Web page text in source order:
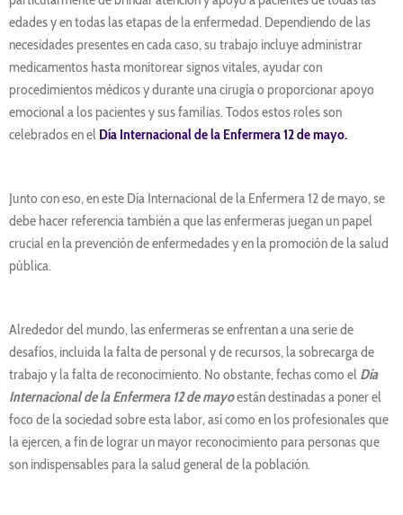
edades y en todas las etapas de la enfermedad. Dependiendo de las
necesidades presentes en cada caso, su trabajo incluye administrar
medicamentos hasta monitorear signos vitales, ayudar con
procedimientos médicos y durante una cirugía o proporcionar apoyo
emocional a los pacientes y sus familias. Todos estos roles son
celebrados en el Día Internacional de la Enfermera 12 de mayo.
Junto con eso, en este Día Internacional de la Enfermera 12 de mayo, se
debe hacer referencia también a que las enfermeras juegan un papel
crucial en la prevención de enfermedades y en la promoción de la salud
pública.
Alrededor del mundo, las enfermeras se enfrentan a una serie de
desafíos, incluida la falta de personal y de recursos, la sobrecarga de
trabajo y la falta de reconocimiento. No obstante, fechas como el Día
Internacional de la Enfermera 12 de mayoestán destinadas a poner el
foco de la sociedad sobre esta labor, así como en los profesionales que
la ejercen, a fin de lograr un mayor reconocimiento para personas que
son indispensables para la salud general de la población.